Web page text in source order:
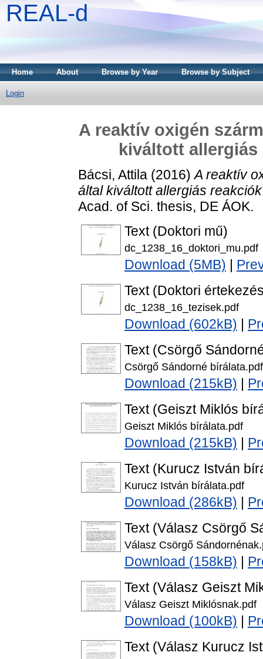
REAL-d
Home About Browse by Year Browse by Subject
Login
A reaktív oxigén
kiváltott allergiás
Bácsi, Attila (2016)A reaktív
által kiváltott allergiás
Acad. of Sci. thesis, DE ÁOK.
Text (Doktori mű)
dc_1238_16_doktori_mu.pdf
Download (5MB)
Text (Doktori
dc_1238_16_tezisek.pdf
Download (602kB)
Text (Csörgő
Csörgő Sándorné bírálata.pdf
Download (215kB)
Text (Geiszt Miklós
Geiszt Miklós bírálata.pdf
Download (215kB)
Text (Kurucz István
Kurucz István bírálata.pdf
Download (286kB)
Text (Válasz Csörgő
Válasz Csörgő
Download (158kB)
Text (Válasz Geiszt
Válasz Geiszt Miklósnak.pdf
Download (100kB)
Text (Válasz Kurucz